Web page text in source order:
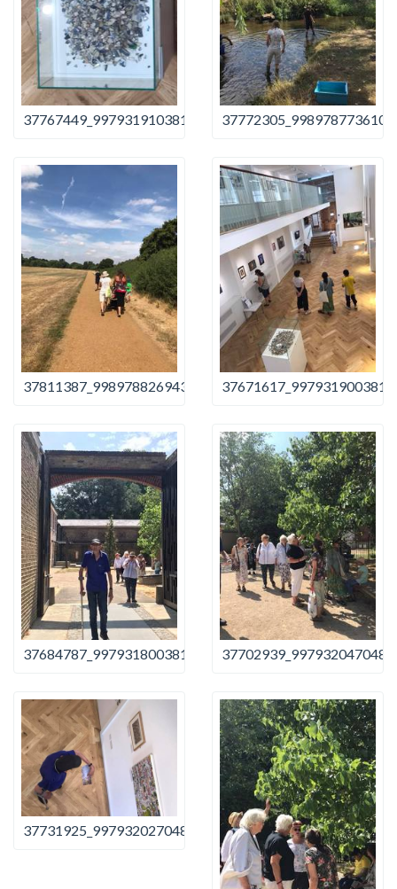
37767449_997931910381550_8263720371191021568_n
37811387_998978826943525_5142316089543229440_n
37684787_997931800381561_1273869737872326656_n
37731925_997932027048205_3744538422082011136_n